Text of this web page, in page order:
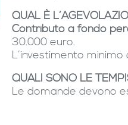
QUAL È
Contributo a fondo
30.000 euro.
L’investimento
QUALI SONO LE
Le domande devono